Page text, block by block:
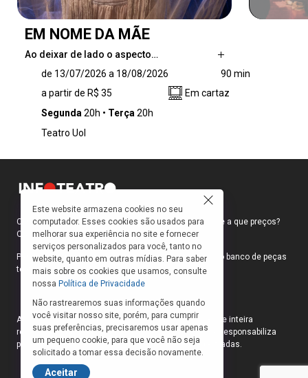
EM NOME DA MÃE
Ao deixar de lado o aspecto…
desmistificar a figura de Maria de Nazaré,
mãe de Jesus, o espetáculo “Em Nome da
Mãe” aborda a jornada íntima de uma jovem,
sofrido os preconceitos de uma sociedade
contada por sua protagonista antes de se
tornar a mãe do filho de Deus. Baseada na
obra homônima do premiado autor italiano Erri
de Luca, a peça foi concebida para o palco por
Suzana Nascimento, que também estrela o
monólogo, em sua primeira montagem no
Brasil.
de 13/07/2026 a 18/08/2026
90 min
a partir de R$ 35
Em cartaz
Segunda 20h Terça 20h
Teatro Uol
Como faço para ir ao teatro? Onde compro ingressos e a que preços?
Quais peças estão em cartaz?
Para responder a essas e outras perguntas, criamos o banco de peças
teatrais do INFOTEATRO.
As informações das peças cadastradas no site são de inteira
responsabilidade das produções. O Infoteatro não se responsabiliza
pela atualização das informações das peças cadastradas.
Este website armazena cookies no seu
computador. Esses cookies são usados para
melhorar sua experiência no site e fornecer
serviços personalizados para você, tanto no
website, quanto em outras mídias. Para saber
mais sobre os cookies que usamos, consulte
nossa Política de Privacidade
Não rastrearemos suas informações quando
você visitar nosso site, porém, para cumprir
suas preferências, precisaremos usar apenas
um pequeno cookie, para que você não seja
solicitado a tomar essa decisão novamente.
Aceitar